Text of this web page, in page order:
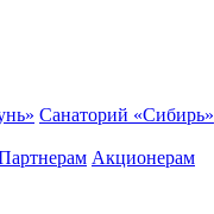
Санаторий «Сибирь»
Акционерам